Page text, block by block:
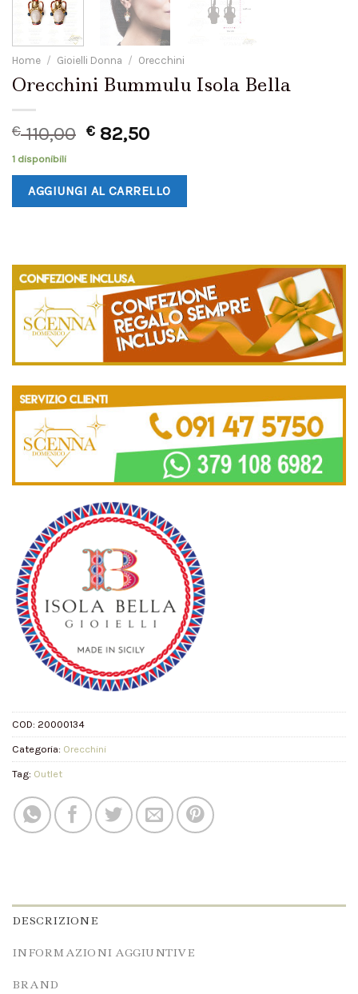
Home / Gioielli Donna / Orecchini
Orecchini Bummulu Isola Bella
€110,00 € 82,50
1 disponibili
AGGIUNGI AL CARRELLO
COD: 20000134
Categoria: Orecchini
Tag: Outlet
DESCRIZIONE
INFORMAZIONI AGGIUNTIVE
BRAND